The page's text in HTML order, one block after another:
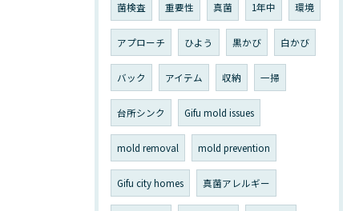
菌検査 重要性 真菌 1年中 環境
アプローチ ひよう 黒かび 白かび
バック アイテム 収納 一掃
台所シンク Gifu mold issues
mold removal mold prevention
Gifu city homes 真菌アレルギー